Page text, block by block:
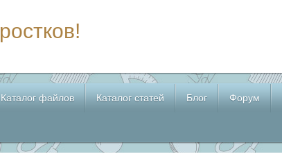
Каталог файлов Каталог статей Блог Форум